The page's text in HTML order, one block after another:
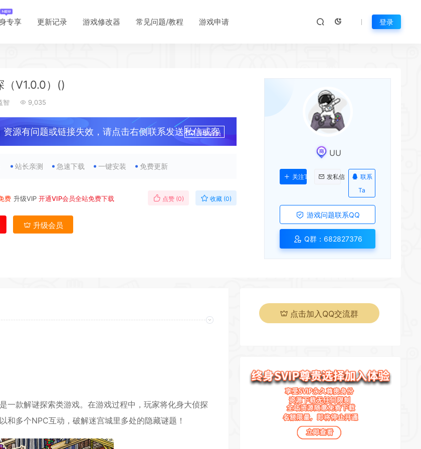
专享 更新记录 游戏修改器 常见问题/教程 游戏申请 登录
（V1.0.0）()
智 9,035
资源有问题或链接失效，请点击右侧联系发送私信或客
升级会员
站长亲测 急速下载 一键安装 免费更新
费 升级VIP 开通VIP会员全站免费下载 点赞 (0) 收藏 (0)
升级会员
UU
关注Ta 发私信
联系
Ta
游戏问题联系QQ
Q群：682827376
一款解谜探索类游戏。在游戏过程中，玩家将化身大侦探
和多个NPC互动，破解迷宫城里多处的隐藏谜题！
点击加入QQ交流群
*
*